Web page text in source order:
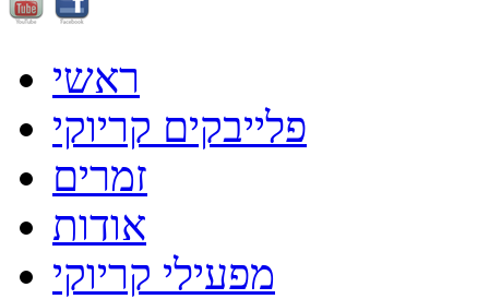
ראשי
פלייבקים קריוקי
זמרים
אודות
מפעילי קריוקי